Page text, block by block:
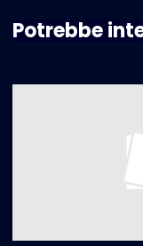
Potrebbe